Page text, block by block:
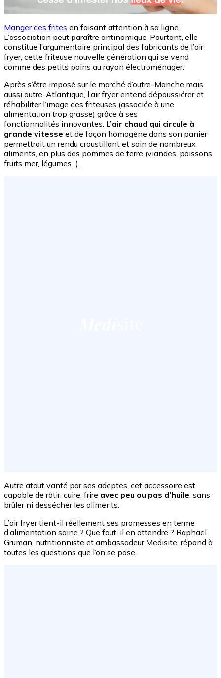
Manger des frites en faisant attention à sa ligne.
L’association peut paraître antinomique. Pourtant, elle
constitue l’argumentaire principal des fabricants de l’air
fryer, cette friteuse nouvelle génération qui se vend
comme des petits pains au rayon électroménager.
Après s’être imposé sur le marché d’outre-Manche mais
aussi outre-Atlantique, l’air fryer entend dépoussiérer et
réhabiliter l’image des friteuses (associée à une
alimentation trop grasse) grâce à ses
fonctionnalités innovantes. L’air chaud qui circule à
grande vitesse et de façon homogène dans son panier
permettrait un rendu croustillant et sain de nombreux
aliments, en plus des pommes de terre (viandes, poissons,
fruits mer, légumes...).
Autre atout vanté par ses adeptes, cet accessoire est
capable de rôtir, cuire, frire avec peu ou pas d’huile, sans
brûler ni dessécher les aliments.
L’air fryer tient-il réellement ses promesses en terme
d’alimentation saine ? Que faut-il en attendre ? Raphaël
Gruman, nutritionniste et ambassadeur Medisite, répond à
toutes les questions que l’on se pose.